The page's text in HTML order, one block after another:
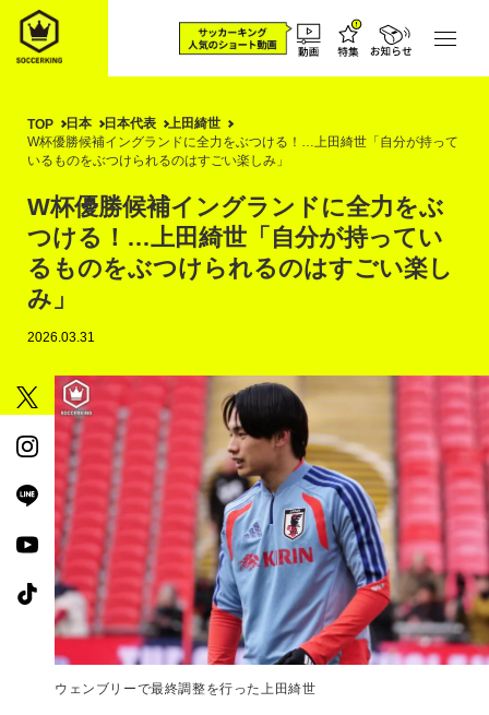
TOP 日本 日本代表
上田綺世
W杯優勝候補イングランドに全力をぶつける！…上田綺世「自分が持って
いるものをぶつけられるのはすごい楽しみ」
W杯優勝候補イングランドに全力をぶ
つける！…上田綺世「自分が持ってい
るものをぶつけられるのはすごい楽し
み」
2026.03.31
ウェンブリーで最終調整を行った上田綺世